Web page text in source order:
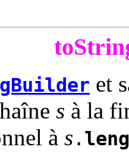
et
s à la
à s .